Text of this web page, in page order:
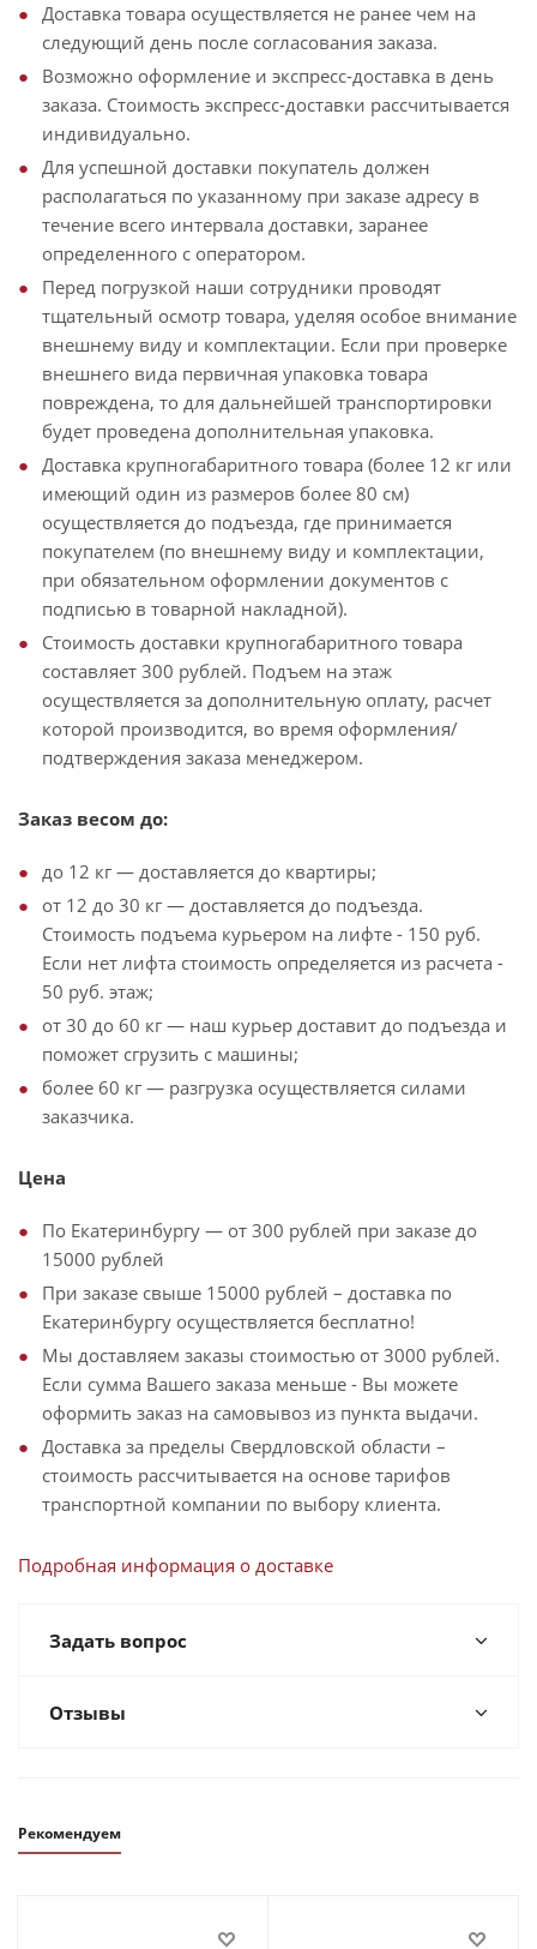
Доставка товара осуществляется не ранее чем на
следующий день после согласования заказа.
Возможно оформление и экспресс-доставка в день
заказа. Стоимость экспресс-доставки рассчитывается
индивидуально.
Для успешной доставки покупатель должен
располагаться по указанному при заказе адресу в
течение всего интервала доставки, заранее
определенного с оператором.
Перед погрузкой наши сотрудники проводят
тщательный осмотр товара, уделяя особое внимание
внешнему виду и комплектации. Если при проверке
внешнего вида первичная упаковка товара
повреждена, то для дальнейшей транспортировки
будет проведена дополнительная упаковка.
Доставка крупногабаритного товара (более 12 кг или
имеющий один из размеров более 80 см)
осуществляется до подъезда, где принимается
покупателем (по внешнему виду и комплектации,
при обязательном оформлении документов с
подписью в товарной накладной).
Стоимость доставки крупногабаритного товара
составляет 300 рублей. Подъем на этаж
осуществляется за дополнительную оплату, расчет
которой производится, во время оформления/
подтверждения заказа менеджером.
Заказ весом до:
до 12 кг — доставляется до квартиры;
от 12 до 30 кг — доставляется до подъезда.
Стоимость подъема курьером на лифте - 150 руб.
Если нет лифта стоимость определяется из расчета -
50 руб. этаж;
от 30 до 60 кг — наш курьер доставит до подъезда и
поможет сгрузить с машины;
более 60 кг — разгрузка осуществляется силами
заказчика.
Цена
По Екатеринбургу — от 300 рублей при заказе до
15000 рублей
При заказе свыше 15000 рублей – доставка по
Екатеринбургу осуществляется бесплатно!
Мы доставляем заказы стоимостью от 3000 рублей.
Если сумма Вашего заказа меньше - Вы можете
оформить заказ на самовывоз из пункта выдачи.
Доставка за пределы Свердловской области –
стоимость рассчитывается на основе тарифов
транспортной компании по выбору клиента.
Подробная информация о доставке
Задать вопрос
Отзывы
Рекомендуем